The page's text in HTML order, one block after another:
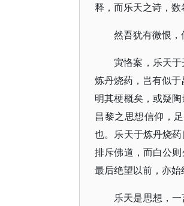
释，而乐天之诗，
然吾犹有微恨，
寅恪案，乐天
炼丹烧药，岂有似于
明其梗概矣，或疑
昌黎之思想信仰，
也。乐天于炼丹烧
排斥佛道，而白公
最后绝望以前，亦始
乐天是思想，一